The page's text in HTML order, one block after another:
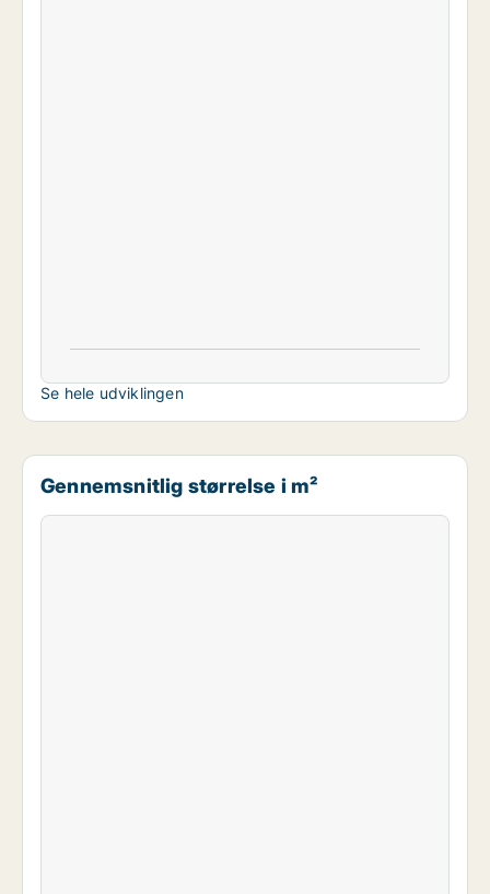
Se hele udviklingen
Gennemsnitlig størrelse i m²